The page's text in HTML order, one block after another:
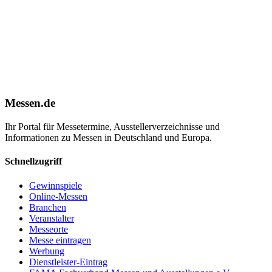
Messen.de
Ihr Portal für Messetermine, Ausstellerverzeichnisse und
Informationen zu Messen in Deutschland und Europa.
Schnellzugriff
Gewinnspiele
Online-Messen
Branchen
Veranstalter
Messeorte
Messe eintragen
Werbung
Dienstleister-Eintrag